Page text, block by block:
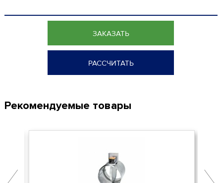
ЗАКАЗАТЬ
РАССЧИТАТЬ
Рекомендуемые товары